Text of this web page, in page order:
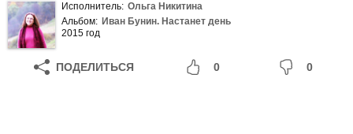
Исполнитель: Ольга Никитина
Альбом: Иван Бунин. Настанет день
2015 год
ПОДЕЛИТЬСЯ 0 0